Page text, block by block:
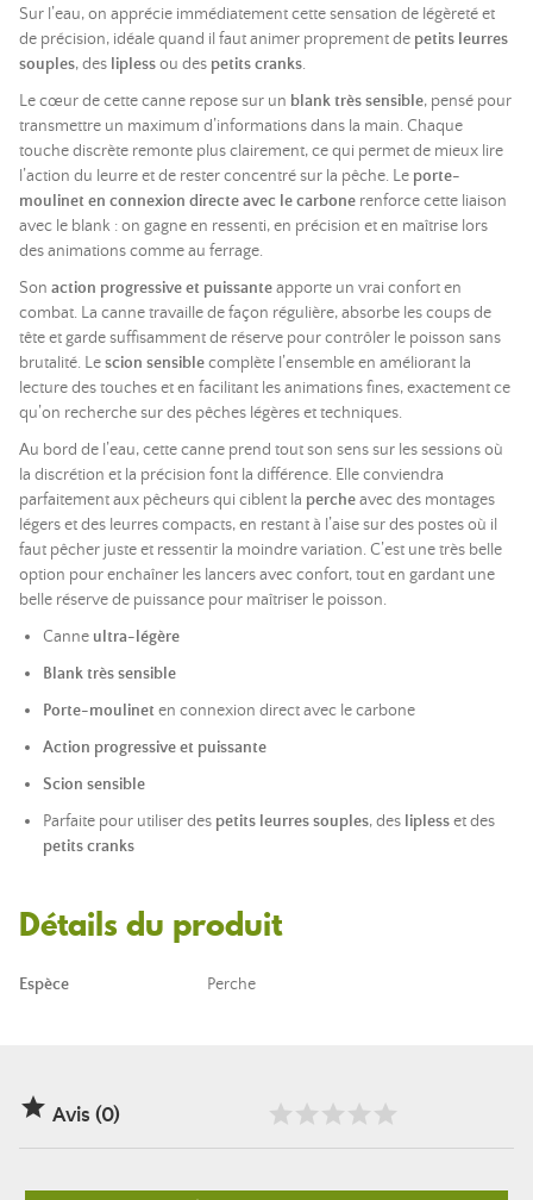
Sur l’eau, on apprécie immédiatement cette sensation de légèreté et
de précision, idéale quand il faut animer proprement de petits leurres
souples, des liplessou des petits cranks.
Le cœur de cette canne repose sur un blank très sensible, pensé pour
transmettre un maximum d’informations dans la main. Chaque
touche discrète remonte plus clairement, ce qui permet de mieux lire
l’action du leurre et de rester concentré sur la pêche. Le porte-
moulinet en connexion directe avec le carbone renforce cette liaison
avec le blank : on gagne en ressenti, en précision et en maîtrise lors
des animations comme au ferrage.
Son action progressive et puissanteapporte un vrai confort en
combat. La canne travaille de façon régulière, absorbe les coups de
tête et garde suffisamment de réserve pour contrôler le poisson sans
brutalité. Lescion sensiblecomplète l’ensemble en améliorant la
lecture des touches et en facilitant les animations fines, exactement ce
qu’on recherche sur des pêches légères et techniques.
Au bord de l’eau, cette canne prend tout son sens sur les sessions où
la discrétion et la précision font la différence. Elle conviendra
parfaitement aux pêcheurs qui ciblent la percheavec des montages
légers et des leurres compacts, en restant à l’aise sur des postes où il
faut pêcher juste et ressentir la moindre variation. C’est une très belle
option pour enchaîner les lancers avec confort, tout en gardant une
belle réserve de puissance pour maîtriser le poisson.
Canne ultra-légère
Blank très sensible
Porte-moulineten connexion direct avec le carbone
Action progressive et puissante
Scion sensible
Parfaite pour utiliser des petits leurres souples, des liplesset des
petits cranks
Détails du produit
Espèce Perche
 Avis (0)